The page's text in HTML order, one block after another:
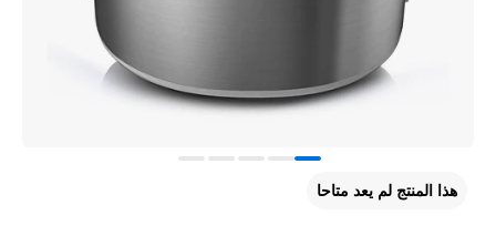
هذا المنتج لم يعد متاحا